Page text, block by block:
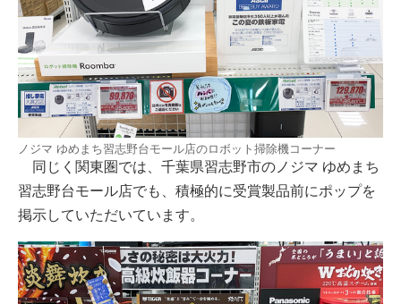
ノジマ ゆめまち習志野台モール店のロボット掃除機コーナー
同じく関東圏では、千葉県習志野市のノジマ ゆめまち
習志野台モール店でも、積極的に受賞製品前にポップを
掲示していただいています。